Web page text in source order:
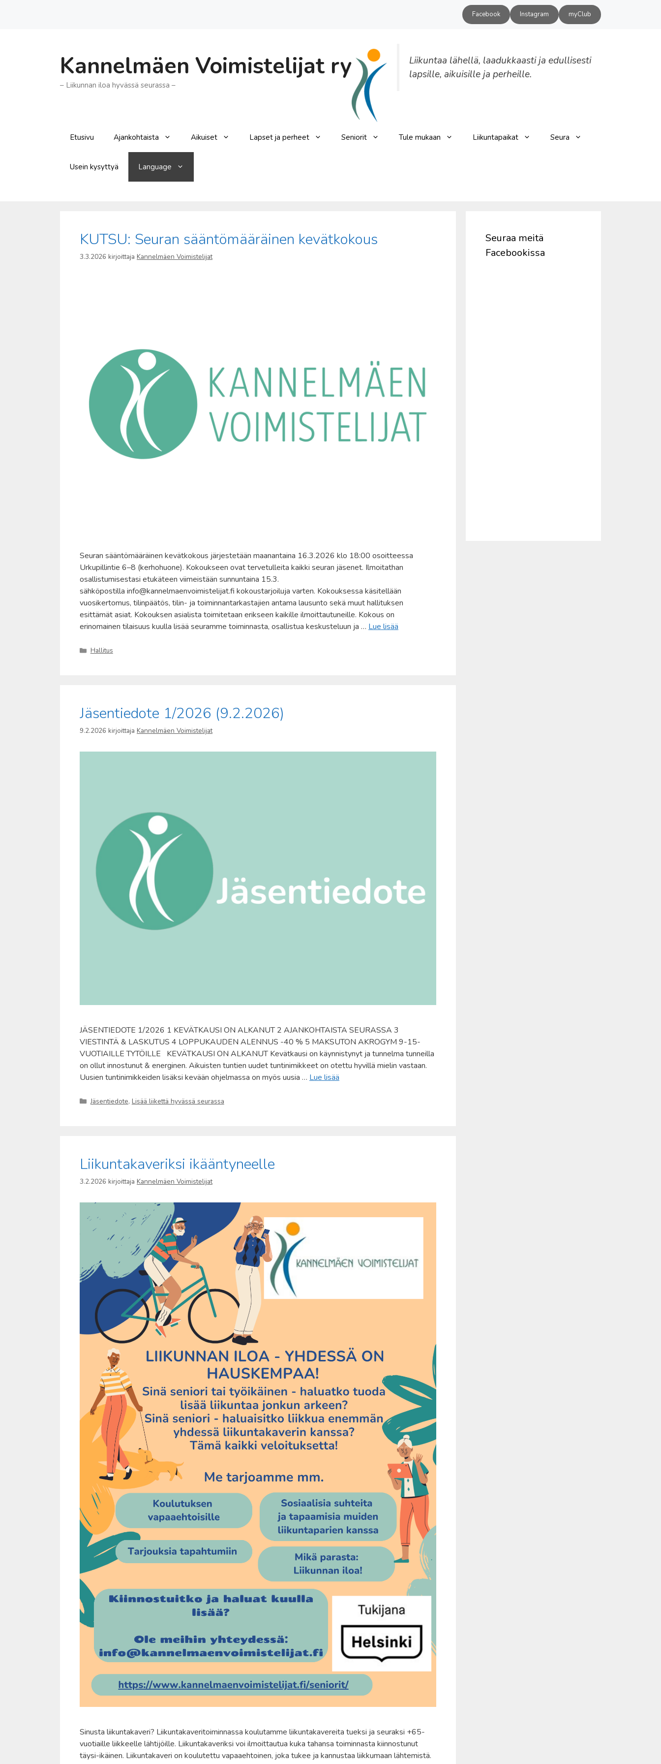
Facebook Instagram myClub
Liikuntaa lähellä, laadukkaasti ja edullisesti
lapsille, aikuisille ja perheille.
Kannelmäen Voimistelijat ry
– Liikunnan iloa hyvässä seurassa –
Etusivu Ajankohtaista Aikuiset Lapset ja perheet Seniorit Tule mukaan Liikuntapaikat Seura
Usein kysyttyä Language
KUTSU: Seuran sääntömääräinen kevätkokous
3.3.2026 kirjoittaja Kannelmäen Voimistelijat
Seuran sääntömääräinen kevätkokous järjestetään maanantaina 16.3.2026 klo 18:00 osoitteessa
Urkupillintie 6–8 (kerhohuone). Kokoukseen ovat tervetulleita kaikki seuran jäsenet. Ilmoitathan
osallistumisestasi etukäteen viimeistään sunnuntaina 15.3.
sähköpostilla info@kannelmaenvoimistelijat.fi kokoustarjoiluja varten. Kokouksessa käsitellään
vuosikertomus, tilinpäätös, tilin- ja toiminnantarkastajien antama lausunto sekä muut hallituksen
esittämät asiat. Kokouksen asialista toimitetaan erikseen kaikille ilmoittautuneille. Kokous on
erinomainen tilaisuus kuulla lisää seuramme toiminnasta, osallistua keskusteluun ja … Lue lisää
Kategoriat
Hallitus
Jäsentiedote 1/2026 (9.2.2026)
9.2.2026 kirjoittaja Kannelmäen Voimistelijat
JÄSENTIEDOTE 1/2026 1 KEVÄTKAUSI ON ALKANUT 2 AJANKOHTAISTA SEURASSA 3
VIESTINTÄ & LASKUTUS 4 LOPPUKAUDEN ALENNUS -40 % 5 MAKSUTON AKROGYM 9-15-
VUOTIAILLE TYTÖILLE KEVÄTKAUSI ON ALKANUT Kevätkausi on käynnistynyt ja tunnelma tunneilla
on ollut innostunut & energinen. Aikuisten tuntien uudet tuntinimikkeet on otettu hyvillä mielin vastaan.
Uusien tuntinimikkeiden lisäksi kevään ohjelmassa on myös uusia … Lue lisää
Kategoriat
Jäsentiedote, Lisää liikettä hyvässä seurassa
Liikuntakaveriksi ikääntyneelle
3.2.2026 kirjoittaja Kannelmäen Voimistelijat
Sinusta liikuntakaveri? Liikuntakaveritoiminnassa koulutamme liikuntakavereita tueksi ja seuraksi +65-
vuotiaille liikkeelle lähtijöille. Liikuntakaveriksi voi ilmoittautua kuka tahansa toiminnasta kiinnostunut
täysi-ikäinen. Liikuntakaveri on koulutettu vapaaehtoinen, joka tukee ja kannustaa liikkumaan lähtemistä.
Seuraa meitä
Facebookissa